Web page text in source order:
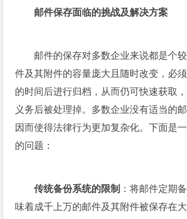
邮件保存面临的挑战及解决方案
邮件的保存对多数企业来说都是个
件及其附件的容量庞大且随时改变，必
的时间后进行归档，从而仍可快速获取
义务后被处理掉。多数企业没有适当的
因而使得法律行为更加复杂化。下面是
的问题：
传统备份系统的限制 ：将邮件定期
味着成千上万的邮件及其附件被保存在